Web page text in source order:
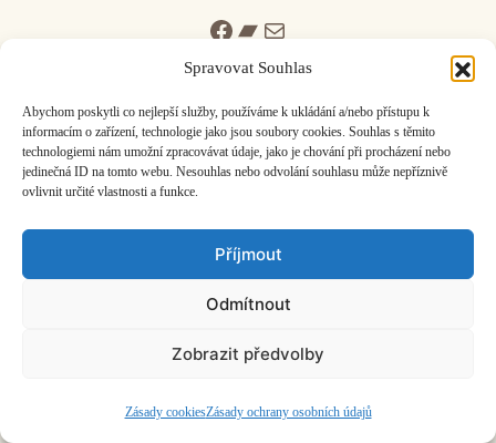
Spravovat Souhlas
Abychom poskytli co nejlepší služby, používáme k ukládání a/nebo přístupu k
informacím o zařízení, technologie jako jsou soubory cookies. Souhlas s těmito
technologiemi nám umožní zpracovávat údaje, jako je chování při procházení nebo
jedinečná ID na tomto webu. Nesouhlas nebo odvolání souhlasu může nepříznivě
ovlivnit určité vlastnosti a funkce.
Příjmout
Odmítnout
Zobrazit předvolby
Zásady cookiesZásady ochrany osobních údajů
Facebook
Bandcamp
Mail
ČASOPIS O JINÉ HUDBĚ | vydává Hudební informační středisko
©2026 HISvoice – design a adminAtelier Dokument